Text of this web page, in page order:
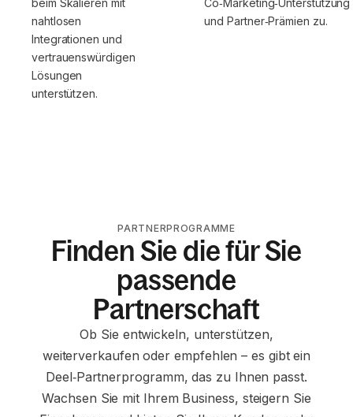
beim Skalieren mit
nahtlosen
Integrationen und
vertrauenswürdigen
Lösungen
unterstützen.
Co‑Marketing‑Unterstützung
und Partner‑Prämien zu.
PARTNERPROGRAMME
Finden Sie die für Sie
passende
Partnerschaft
Ob Sie entwickeln, unterstützen,
weiterverkaufen oder empfehlen – es gibt ein
Deel‑Partnerprogramm, das zu Ihnen passt.
Wachsen Sie mit Ihrem Business, steigern Sie